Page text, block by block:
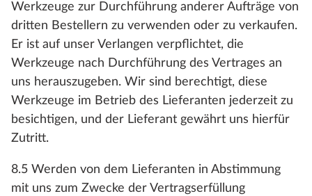
Werkzeuge zur Durchführung anderer Aufträge von
dritten Bestellern zu verwenden oder zu verkaufen.
Er ist auf unser Verlangen verpflichtet, die
Werkzeuge nach Durchführung des Vertrages an
uns herauszugeben. Wir sind berechtigt, diese
Werkzeuge im Betrieb des Lieferanten jederzeit zu
besichtigen, und der Lieferant gewährt uns hierfür
Zutritt.
8.5 Werden von dem Lieferanten in Abstimmung
mit uns zum Zwecke der Vertragserfüllung